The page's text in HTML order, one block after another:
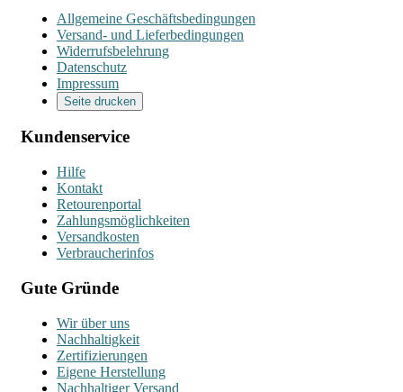
Allgemeine Geschäftsbedingungen
Versand- und Lieferbedingungen
Widerrufsbelehrung
Datenschutz
Impressum
Seite drucken
Kundenservice
Hilfe
Kontakt
Retourenportal
Zahlungsmöglichkeiten
Versandkosten
Verbraucherinfos
Gute Gründe
Wir über uns
Nachhaltigkeit
Zertifizierungen
Eigene Herstellung
Nachhaltiger Versand